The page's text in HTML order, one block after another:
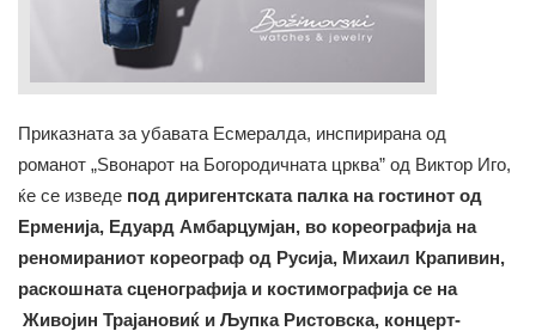
Приказната за убавата Есмералда, инспирирана од
романот „Ѕвонарот на Богородичната црква” од Виктор Иго,
ќе се изведе под диригентската палка на гостинот од
Ерменија, Едуард Амбарцумјан, во кореографија на
реномираниот кореограф од Русија, Михаил Крапивин,
раскошната сценографија и костимографија се на
Живојин Трајановиќ и Љупка Ристовска, концерт-